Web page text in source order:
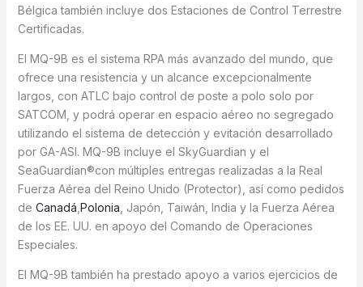
Bélgica también incluye dos Estaciones de Control Terrestre
Certificadas.
El MQ-9B es el sistema RPA más avanzado del mundo, que
ofrece una resistencia y un alcance excepcionalmente
largos, con ATLC bajo control de poste a polo solo por
SATCOM, y podrá operar en espacio aéreo no segregado
utilizando el sistema de detección y evitación desarrollado
por GA-ASI. MQ-9B incluye el SkyGuardian y el
SeaGuardian®con múltiples entregas realizadas a la Real
Fuerza Aérea del Reino Unido (Protector), así como pedidos
de Canadá Polonia , Japón, Taiwán, India y la Fuerza Aérea
de los EE. UU. en apoyo del Comando de Operaciones
Especiales.
El MQ-9B también ha prestado apoyo a varios ejercicios de